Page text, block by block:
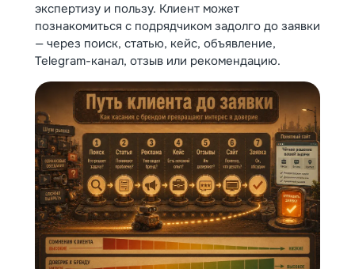
экспертизу и пользу. Клиент может
познакомиться с подрядчиком задолго до заявки
— через поиск, статью, кейс, объявление,
Telegram-канал, отзыв или рекомендацию.